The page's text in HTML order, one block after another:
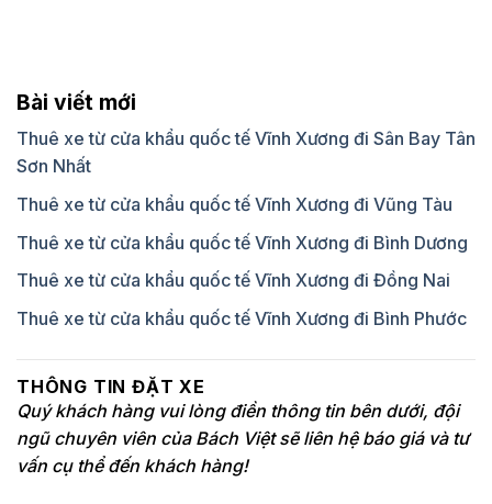
Bài viết mới
Thuê xe từ cửa khẩu quốc tế Vĩnh Xương đi Sân Bay Tân
Sơn Nhất
Thuê xe từ cửa khẩu quốc tế Vĩnh Xương đi Vũng Tàu
Thuê xe từ cửa khẩu quốc tế Vĩnh Xương đi Bình Dương
Thuê xe từ cửa khẩu quốc tế Vĩnh Xương đi Đồng Nai
Thuê xe từ cửa khẩu quốc tế Vĩnh Xương đi Bình Phước
THÔNG TIN ĐẶT XE
Quý khách hàng vui lòng điền thông tin bên dưới, đội
ngũ chuyên viên của Bách Việt sẽ liên hệ báo giá và tư
vấn cụ thể đến khách hàng!